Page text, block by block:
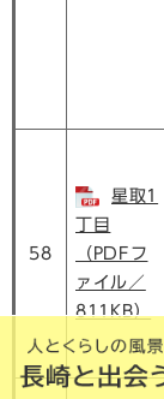
58
星取1
丁目
（PDFフ
ァイル／
811KB）